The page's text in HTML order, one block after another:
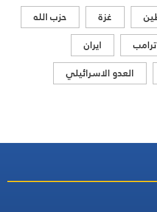
غزة
حزب الله
ترامب
ايران
العدو الاسرائيلي